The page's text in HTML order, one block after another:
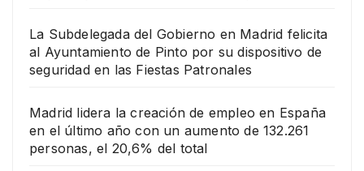
La Subdelegada del Gobierno en Madrid felicita
al Ayuntamiento de Pinto por su dispositivo de
seguridad en las Fiestas Patronales
Madrid lidera la creación de empleo en España
en el último año con un aumento de 132.261
personas, el 20,6% del total